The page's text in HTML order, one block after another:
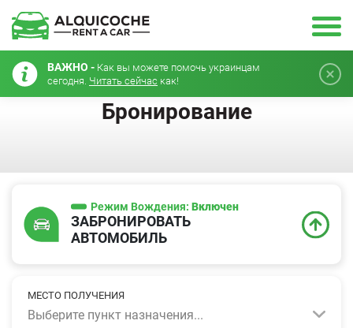
ВАЖНО - Как вы можете помочь украинцам
сегодня. Читать сейчас как!
Бронирование
Режим Вождения: Включен
ЗАБРОНИРОВАТЬ
АВТОМОБИЛЬ
МЕСТО ПОЛУЧЕНИЯ
Выберите пункт назначения...